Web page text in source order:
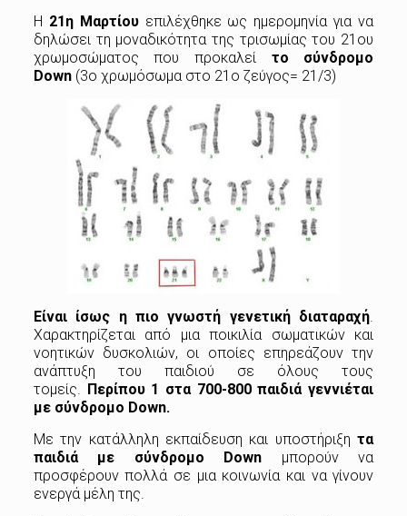
Η 21η Μαρτίουεπιλέχθηκε ως ημερομηνία για να
δηλώσει τη μοναδικότητα της τρισωμίας του 21ου
χρωμοσώματος που προκαλεί το σύνδρομο
Down(3ο χρωμόσωμα στο 21ο ζεύγος= 21/3)
Είναι ίσως η πιο γνωστή γενετική διαταραχή.
Χαρακτηρίζεται από µια ποικιλία σωµατικών και
νοητικών δυσκολιών, οι οποίες επηρεάζουν την
ανάπτυξη του παιδιού σε όλους τους
τομείς. Περίπου 1 στα 700-800 παιδιά γεννιέται
με σύνδρομο Down.
Με την κατάλληλη εκπαίδευση και υποστήριξητα
παιδιά με σύνδρομο Down μπορούν να
προσφέρουν πολλά σε μια κοινωνία και να γίνουν
ενεργά μέλη της.